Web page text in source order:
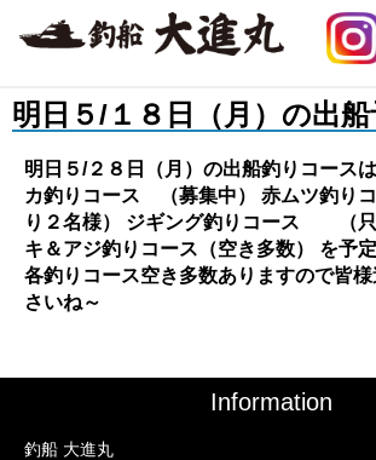
明日５/１８日（月）の出船
明日５/２８日（月）の出船釣りコース
カ釣りコース （募集中） 赤ムツ
り２名様） ジギング釣りコース （只
キ＆アジ釣りコース（空き多数） を予
各釣りコース空き多数ありますので皆
さいね～
Information
釣船 大進丸